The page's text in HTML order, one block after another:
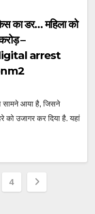
का डर… महिला को
–
arrest
सामने आया है, जिसने
उजागर कर दिया है. यहां
4